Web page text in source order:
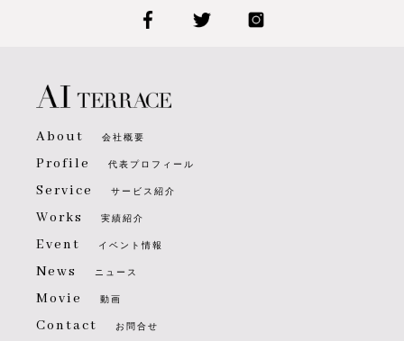
About 会社概要
Profile 代表プロフィール
Service サービス紹介
Works 実績紹介
Event イベント情報
News ニュース
Movie 動画
Contact お問合せ